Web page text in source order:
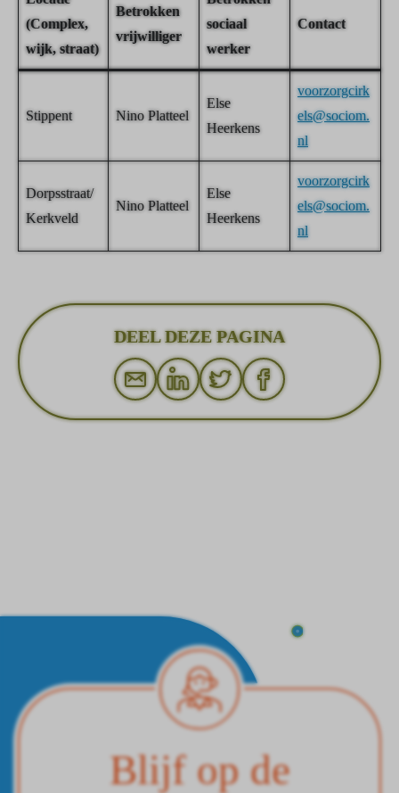
(Complex,
wijk, straat)
Betrokken
vrijwilliger
sociaal
werker
Contact
Stippent Nino Platteel
Else
Heerkens
voorzorgcirk
els@sociom.
nl
Dorpsstraat/
Kerkveld
Nino Platteel
Else
Heerkens
voorzorgcirk
els@sociom.
nl
DEEL DEZE PAGINA
Blijf op de